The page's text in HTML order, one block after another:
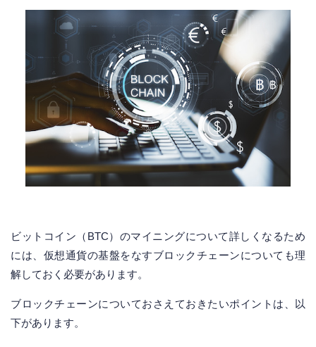
ビットコイン（BTC）のマイニングについて詳しくなるため
には、仮想通貨の基盤をなすブロックチェーンについても理
解しておく必要があります。
ブロックチェーンについておさえておきたいポイントは、以
下があります。